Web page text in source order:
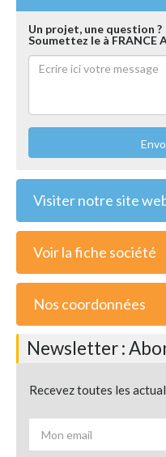
Un projet, une question ?
Soumettez le à FRANCE
Visiter notre site
Voir la fiche société
Nos coordonnées
Newsletter :
Recevez toutes les